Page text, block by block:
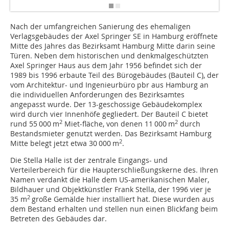
Nach der umfangreichen Sanierung des ehemaligen
Verlagsgebäudes der Axel Springer SE in Hamburg eröffnete
Mitte des Jahres das Bezirksamt Hamburg Mitte darin seine
Türen. Neben dem historischen und denkmalgeschützten
Axel Springer Haus aus dem Jahr 1956 befindet sich der
1989 bis 1996 erbaute Teil des Bürogebäudes (Bauteil C), der
vom Architektur- und Ingenieurbüro pbr aus Hamburg an
die individuellen Anforderungen des Bezirksamtes
angepasst wurde. Der 13-geschossige Gebäudekomplex
wird durch vier Innenhöfe gegliedert. Der Bauteil C bietet
rund 55 000 m2 Miet-fläche, von denen 11 000 m2 durch
Bestandsmieter genutzt werden. Das Bezirksamt Hamburg
Mitte belegt jetzt etwa 30 000 m2.
Die Stella Halle ist der zentrale Eingangs- und
Verteilerbereich für die Haupterschließungskerne des. Ihren
Namen verdankt die Halle dem US-amerikanischen Maler,
Bildhauer und Objektkünstler Frank Stella, der 1996 vier je
35 m2 große Gemälde hier installiert hat. Diese wurden aus
dem Bestand erhalten und stellen nun einen Blickfang beim
Betreten des Gebäudes dar.